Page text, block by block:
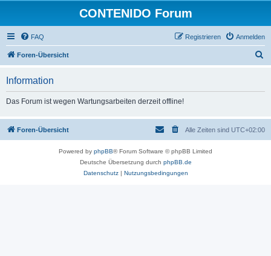
CONTENIDO Forum
FAQ Anmelden
Registrieren
Foren-Übersicht
Information
Das Forum ist wegen Wartungsarbeiten derzeit offline!
Foren-Übersicht Alle Zeiten sind UTC+02:00
Powered by phpBB® Forum Software © phpBB Limited
Deutsche Übersetzung durch phpBB.de
Datenschutz| Nutzungsbedingungen